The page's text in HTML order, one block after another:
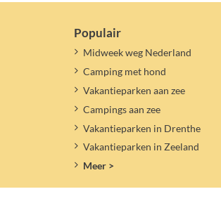
Populair
Midweek weg Nederland
Camping met hond
Vakantieparken aan zee
Campings aan zee
Vakantieparken in Drenthe
Vakantieparken in Zeeland
Meer >